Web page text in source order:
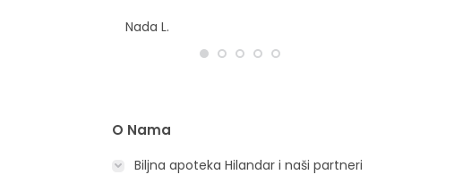
Nada L.
O Nama
Biljna apoteka Hilandar i naši partneri